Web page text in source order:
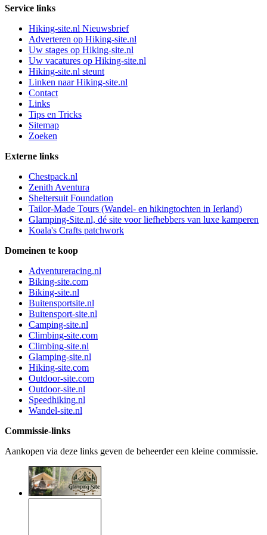
Service links
Hiking-site.nl Nieuwsbrief
Adverteren op Hiking-site.nl
Uw stages op Hiking-site.nl
Uw vacatures op Hiking-site.nl
Hiking-site.nl steunt
Linken naar Hiking-site.nl
Contact
Links
Tips en Tricks
Sitemap
Zoeken
Externe links
Chestpack.nl
Zenith Aventura
Sheltersuit Foundation
Tailor-Made Tours (Wandel- en hikingtochten in Ierland)
Glamping-Site.nl, dé site voor liefhebbers van luxe kamperen
Koala's Crafts patchwork
Domeinen te koop
Adventureracing.nl
Biking-site.com
Biking-site.nl
Buitensportsite.nl
Buitensport-site.nl
Camping-site.nl
Climbing-site.com
Climbing-site.nl
Glamping-site.nl
Hiking-site.com
Outdoor-site.com
Outdoor-site.nl
Speedhiking.nl
Wandel-site.nl
Commissie-links
Aankopen via deze links geven de beheerder een kleine commissie.